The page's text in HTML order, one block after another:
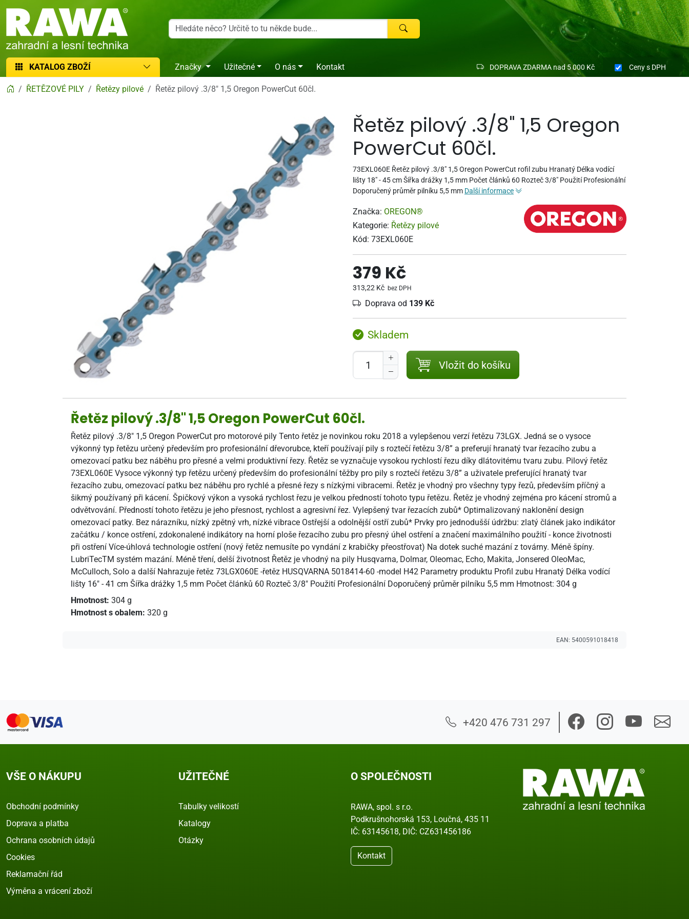
RAWA zahradní a lesní technika
KATALOG ZBOŽÍ Značky Užitečné O nás Kontakt DOPRAVA ZDARMA nad 5 000 Kč Cenys DPH
ŘETĚZOVÉ PILY Řetězy pilové Řetěz pilový .3/8" 1,5 Oregon PowerCut 60čl.
Řetěz pilový .3/8" 1,5 Oregon
PowerCut 60čl.
73EXL060E Řetěz pilový .3/8" 1,5 Oregon PowerCut rofil zubu Hranatý Délka vodící
lišty 18" - 45 cm Šířka drážky 1,5 mm Počet článků 60 Rozteč 3/8" Použití Profesionální
Doporučený průměr pilníku 5,5 mm Další informace
Značka: OREGON®
Kategorie: Řetězy pilové
Kód: 73EXL060E
379 Kč
313,22 Kč bez DPH
Doprava od 139 Kč
Skladem
Vložit do košíku
Řetěz pilový .3/8" 1,5 Oregon PowerCut 60čl.
Řetěz pilový .3/8" 1,5 Oregon PowerCut pro motorové pily Tento řetěz je novinkou roku 2018 a vylepšenou verzí řetězu 73LGX. Jedná se o vysoce
výkonný typ řetězu určený především pro profesionální dřevorubce, kteří používají pily s roztečí řetězu 3/8” a preferují hranatý tvar řezacího zubu a
omezovací patku bez náběhu pro přesné a velmi produktivní řezy. Řetěz se vyznačuje vysokou rychlostí řezu díky dlátovitému tvaru zubu. Pilový řetěz
73EXL060E Vysoce výkonný typ řetězu určený především do profesionální těžby pro pily s roztečí řetězu 3/8” a uživatele preferující hranatý tvar
řezacího zubu, omezovací patku bez náběhu pro rychlé a přesné řezy s nízkými vibracemi. Řetěz je vhodný pro všechny typy řezů, především příčný a
šikmý používaný při kácení. Špičkový výkon a vysoká rychlost řezu je velkou předností tohoto typu řetězu. Řetěz je vhodný zejména pro kácení stromů a
odvětvování. Předností tohoto řetězu je jeho přesnost, rychlost a agresivní řez. Vylepšený tvar řezacích zubů* Optimalizovaný naklonění design
omezovací patky. Bez nárazníku, nízký zpětný vrh, nízké vibrace Ostřejší a odolnější ostří zubů* Prvky pro jednodušší údržbu: zlatý článek jako indikátor
začátku / konce ostření, zdokonalené indikátory na horní ploše řezacího zubu pro přesný úhel ostření a značení maximálního použití - konce životnosti
při ostření Více-úhlová technologie ostření (nový řetěz nemusíte po vyndání z krabičky přeostřovat) Na dotek suché mazání z továrny. Méně špíny.
LubriTecTM systém mazání. Méně tření, delší životnost Řetěz je vhodný na pily Husqvarna, Dolmar, Oleomac, Echo, Makita, Jonsered OleoMac,
McCulloch, Solo a další Nahrazuje řetěz 73LGX060E -řetěz HUSQVARNA 5018414-60 -model H42 Parametry produktu Profil zubu Hranatý Délka vodící
lišty 16" - 41 cm Šířka drážky 1,5 mm Počet článků 60 Rozteč 3/8" Použití Profesionální Doporučený průměr pilníku 5,5 mm Hmotnost: 304 g
Hmotnost: 304 g
Hmotnost s obalem: 320 g
EAN: 5400591018418
+420 476 731 297
VŠE O NÁKUPU
Obchodní podmínky
Doprava a platba
Ochrana osobních údajů
Cookies
Reklamační řád
Výměna a vrácení zboží
UŽITEČNÉ
Tabulky velikostí
Katalogy
Otázky
O SPOLEČNOSTI
RAWA, spol. s r.o.
Podkrušnohorská 153, Loučná, 435 11
IČ: 63145618, DIČ: CZ631456186
Kontakt